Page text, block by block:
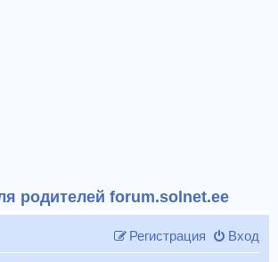
родителей forum.solnet.ee
Вход
Регистрация